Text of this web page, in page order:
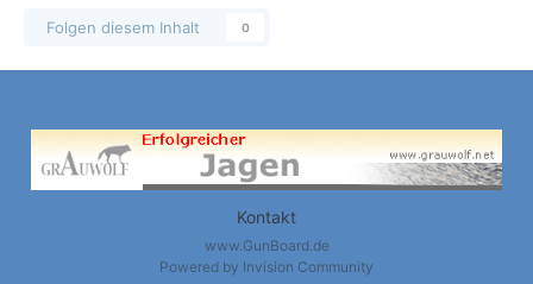
Folgen diesem Inhalt 0
Kontakt
www.GunBoard.de
Powered by Invision Community